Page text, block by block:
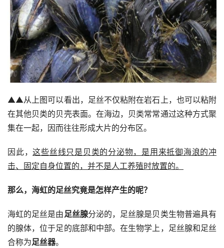
▲▲从上图可以看出，足丝不仅粘附在岩石上，也可以粘附
在其他贝类的贝壳表面。在海边，贝类常常通过这种方式聚
集在一起，因而往往形成大片的分布区。
因此，这些丝线只是贝类的分泌物，是用来抵御海浪的冲
击、固定自身位置的，并不是人工养殖时放置的。
那么，海虹的足丝究竟是怎样产生的呢？
海虹的足丝是由足丝腺分泌的，足丝腺是贝类生物普遍具有
的腺体，位于足的底部和中部。在生物学上，足丝腺和足丝
合称为足丝器。